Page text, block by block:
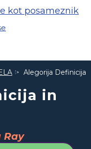
kot posameznik
Alegorija Definicija
in
Ray